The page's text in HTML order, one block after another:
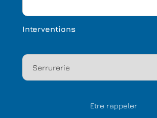
Interventions